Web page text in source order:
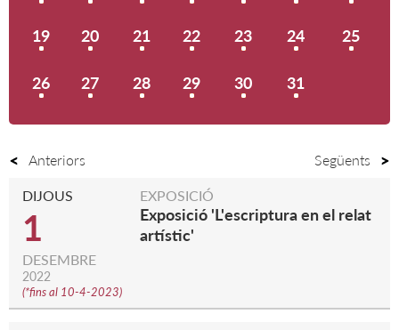
19 20 21 22 23 24 25
26 27 28 29 30 31
Anteriors Següents
DIJOUS
1
DESEMBRE
2022
(*fins al 10-4-2023)
EXPOSICIÓ
Exposició 'L'escriptura en el relat
artístic'